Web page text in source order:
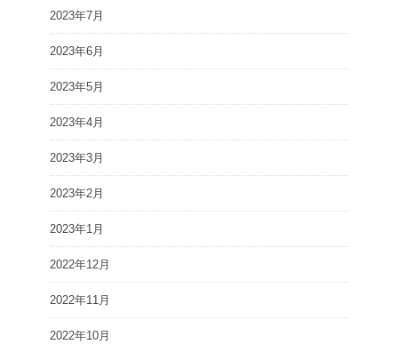
2023年7月
2023年6月
2023年5月
2023年4月
2023年3月
2023年2月
2023年1月
2022年12月
2022年11月
2022年10月